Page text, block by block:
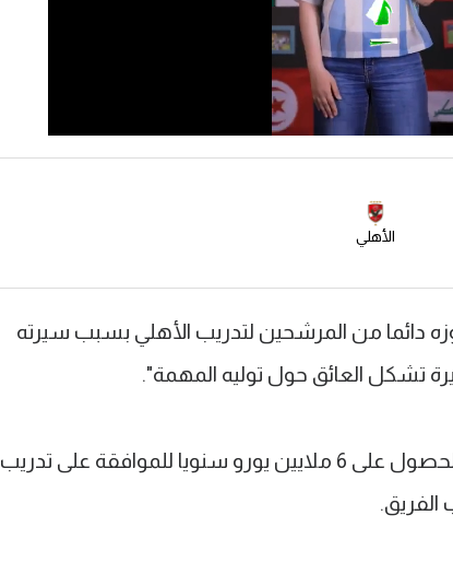
الأهلي
دائما من المرشحين لتدريب الأهلي بسبب سيرته
تشكل العائق حول توليه المهمة".
أن روزه قد طلب الحصول على 6 ملايين يورو سنويا للموافقة على تدريب
الفريق.